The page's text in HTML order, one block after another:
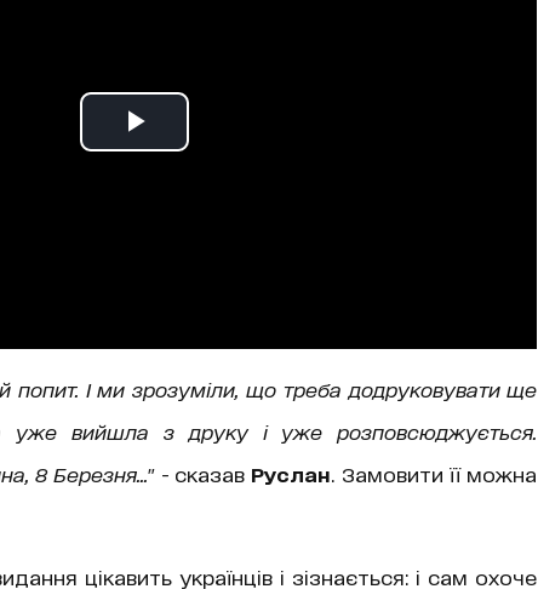
І ми зрозуміли, що треба додруковувати ще
уже вийшла з друку і уже розповсюджується.
8 Березня..." - сказав Руслан . Замовити її можна
цікавить українців і зізнається: і сам охоче